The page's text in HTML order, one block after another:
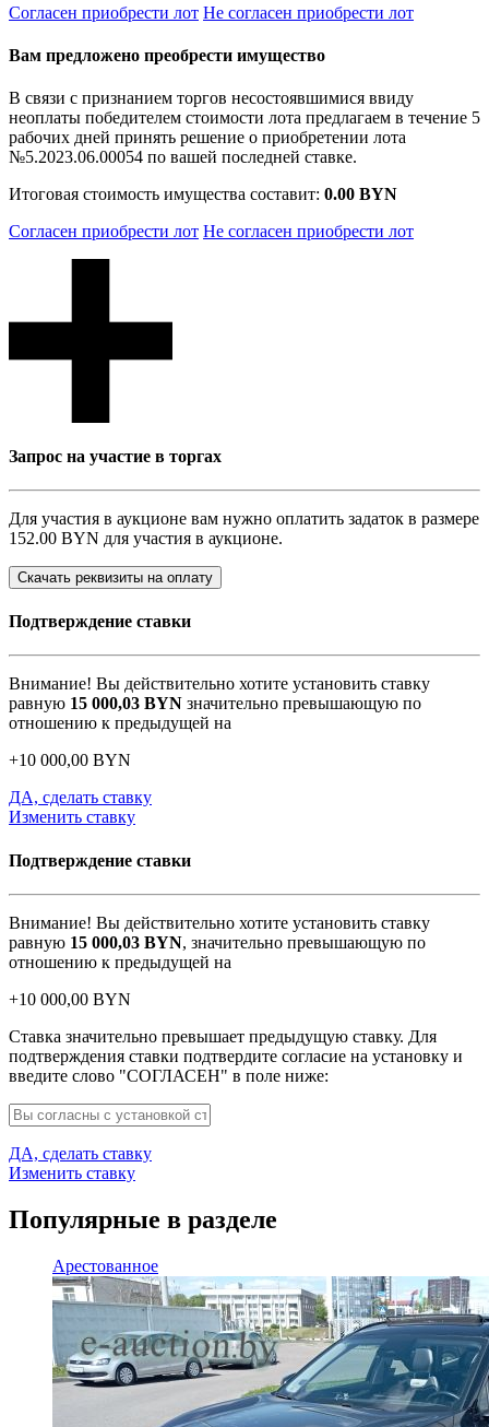
Согласен приобрести лот Не согласен приобрести лот
Вам предложено преобрести имущество
В связи с признанием торгов несостоявшимися ввиду
неоплаты победителем стоимости лота предлагаем в течение 5
рабочих дней принять решение о приобретении лота
№5.2023.06.00054 по вашей последней ставке.
Итоговая стоимость имущества составит: 0.00 BYN
Согласен приобрести лот Не согласен приобрести лот
Запрос на участие в торгах
Для участия в аукционе вам нужно оплатить задаток в размере
152.00 BYN для участия в аукционе.
Скачать реквизиты на оплату
Подтверждение ставки
Внимание! Вы действительно хотите установить ставку
равную 15 000,03 BYN значительно превышающую по
отношению к предыдущей на
+10 000,00 BYN
ДА, сделать ставку
Изменить ставку
Подтверждение ставки
Внимание! Вы действительно хотите установить ставку
равную 15 000,03 BYN, значительно превышающую по
отношению к предыдущей на
+10 000,00 BYN
Ставка значительно превышает предыдущую ставку. Для
подтверждения ставки подтвердите согласие на установку и
введите слово "СОГЛАСЕН" в поле ниже:
ДА, сделать ставку
Изменить ставку
Популярные в разделе
Арестованное